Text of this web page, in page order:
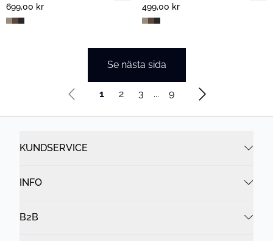
699,00 kr
499,00 kr
Se nästa sida
1 2 3 ... 9
KUNDSERVICE
INFO
B2B